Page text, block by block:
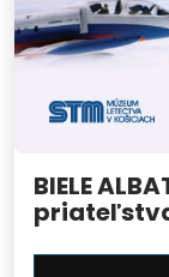
BIELE